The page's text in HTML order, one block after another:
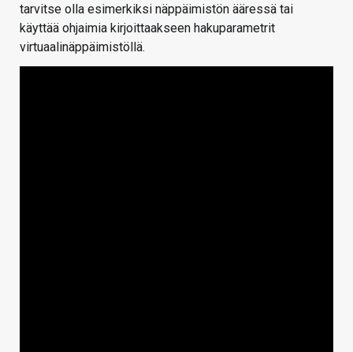
tarvitse olla esimerkiksi näppäimistön ääressä tai
käyttää ohjaimia kirjoittaakseen hakuparametrit
virtuaalinäppäimistöllä.